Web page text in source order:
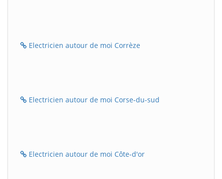
Electricien autour de moi Corrèze
Electricien autour de moi Corse-du-sud
Electricien autour de moi Côte-d'or